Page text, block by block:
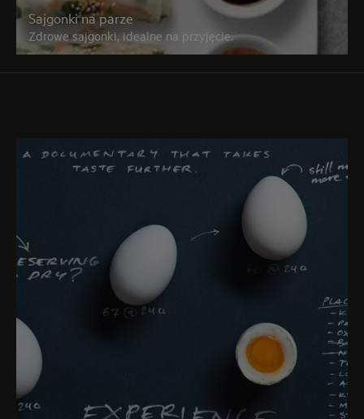
Sajgonki na parze
Zdrowe sajgonki, idealne na przyjęcie.